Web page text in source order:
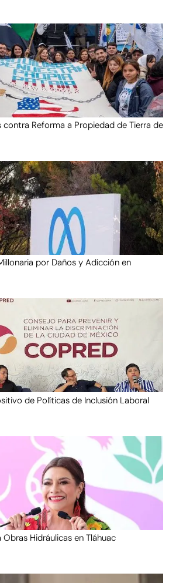
Reforma a Propiedad de Tierra de
por Daños y Adicción en
de Políticas de Inclusión Laboral
Hidráulicas en Tláhuac